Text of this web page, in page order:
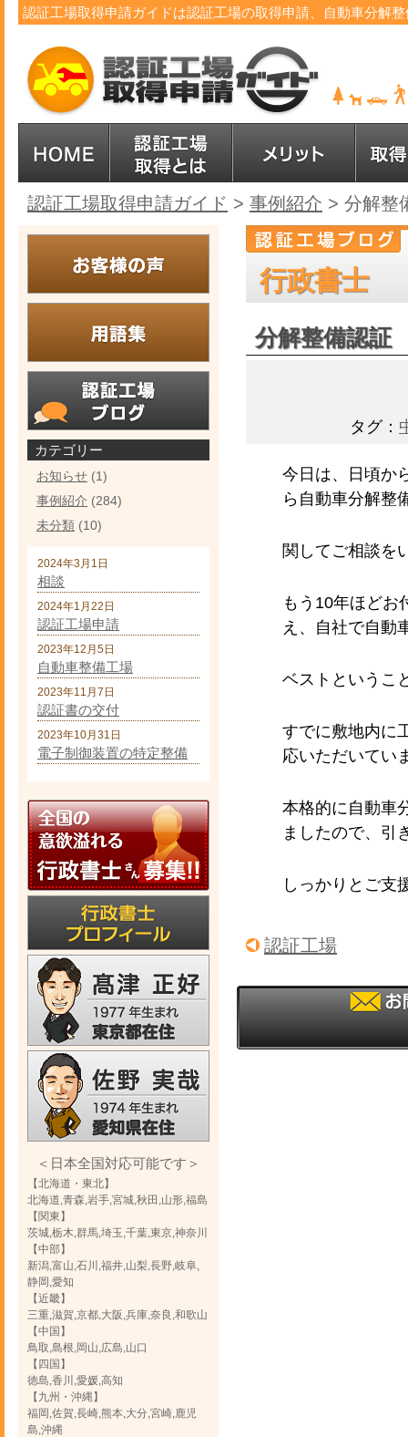
認証工場取得申請ガイドは認証工場の取得申請、自動車分解
認証工場取得申請ガイド > 事例紹介 > 分解整
行政書士
分解整備認証
タグ：
今日は、日頃か
ら自動車分解整
関してご相談を
もう10年ほどお
え、自社で自動
ベストというこ
すでに敷地内に
応いただいてい
本格的に自動車
ましたので、引
しっかりとご支
認証工場
カテゴリー
お知らせ (1)
事例紹介 (284)
未分類 (10)
2024年3月1日
相談
2024年1月22日
認証工場申請
2023年12月5日
自動車整備工場
2023年11月7日
認証書の交付
2023年10月31日
電子制御装置の特定整備
＜日本全国対応可能です＞
【北海道・東北】
北海道,青森,岩手,宮城,秋田,山形,福島
【関東】
茨城,栃木,群馬,埼玉,千葉,東京,神奈川
【中部】
新潟,富山,石川,福井,山梨,長野,岐阜,
静岡,愛知
【近畿】
三重,滋賀,京都,大阪,兵庫,奈良,和歌山
【中国】
鳥取,島根,岡山,広島,山口
【四国】
徳島,香川,愛媛,高知
【九州・沖縄】
福岡,佐賀,長崎,熊本,大分,宮崎,鹿児
島,沖縄